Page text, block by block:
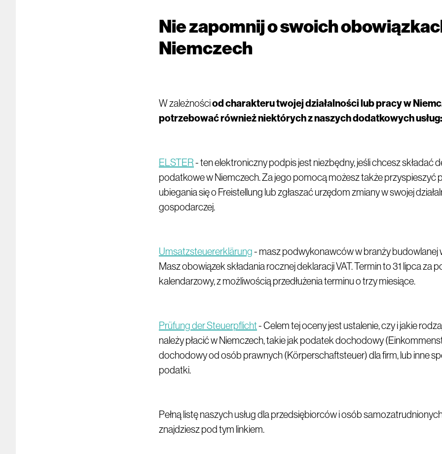
Nie zapomnij o swoich
Niemczech
W zależnościod charakteru twojej działalności lub pracy w
potrzebować również niektórych z naszych dodatkowych usług:
ELSTER- ten elektroniczny podpis jest niezbędny, jeśli chcesz składać
podatkowe w Niemczech. Za jego pomocą możesz także przyspieszyć
ubiegania się o Freistellung lub zgłaszać urzędom zmiany w swojej
gospodarczej.
Umsatzsteuererklärung- masz podwykonawców w branży budowlanej
Masz obowiązek składania rocznej deklaracji VAT. Termin to 31 lipca za
kalendarzowy, z możliwością przedłużenia terminu o trzy miesiące.
Prüfung der Steuerpflicht- Celem tej oceny jest ustalenie, czy i jakie
należy płacić w Niemczech, takie jak podatek dochodowy
dochodowy od osób prawnych (Körperschaftsteuer) dla firm, lub inne
podatki.
Pełną listę naszych usług dla przedsiębiorców i osób
znajdziesz pod tym linkiem.